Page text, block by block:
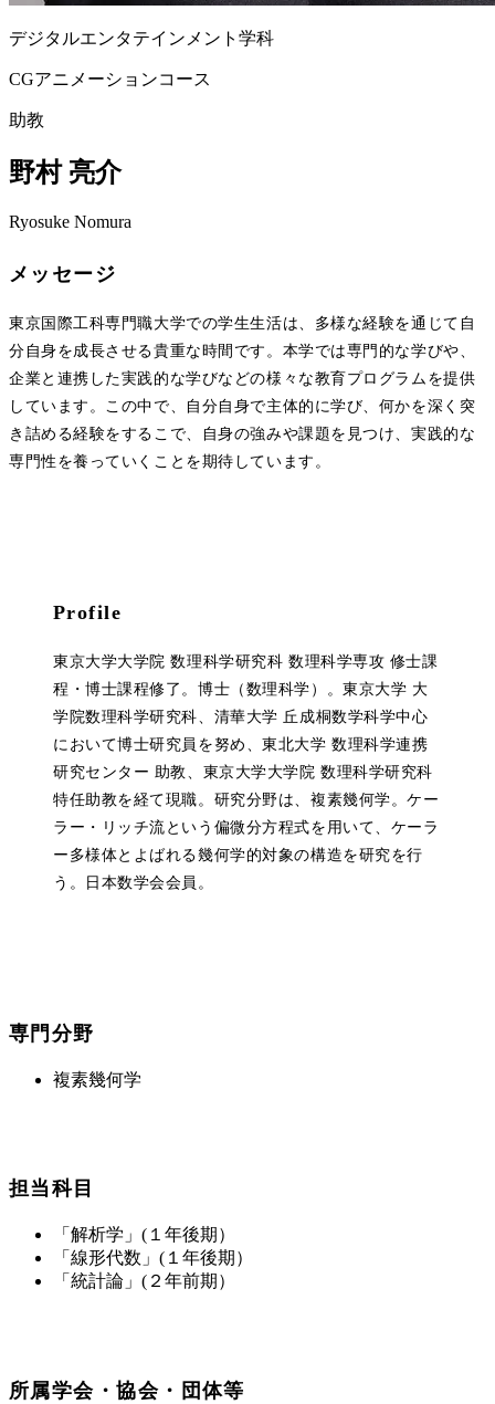
デジタルエンタテインメント学科
CGアニメーションコース
助教
野村 亮介
Ryosuke Nomura
メッセージ
東京国際工科専門職大学での学生生活は、多様な経験を通じて自
分自身を成長させる貴重な時間です。本学では専門的な学びや、
企業と連携した実践的な学びなどの様々な教育プログラムを提供
しています。この中で、自分自身で主体的に学び、何かを深く突
き詰める経験をするこで、自身の強みや課題を見つけ、実践的な
専門性を養っていくことを期待しています。
Profile
東京大学大学院 数理科学研究科 数理科学専攻 修士課
程・博士課程修了。博士（数理科学）。東京大学 大
学院数理科学研究科、清華大学 丘成桐数学科学中心
において博士研究員を努め、東北大学 数理科学連携
研究センター 助教、東京大学大学院 数理科学研究科
特任助教を経て現職。研究分野は、複素幾何学。ケー
ラー・リッチ流という偏微分方程式を用いて、ケーラ
ー多様体とよばれる幾何学的対象の構造を研究を行
う。日本数学会会員。
専門分野
複素幾何学
担当科目
「解析学」(１年後期）
「線形代数」(１年後期）
「統計論」(２年前期）
所属学会・協会・団体等